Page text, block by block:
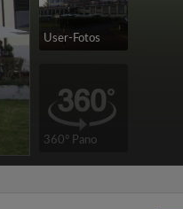
User-Fotos
360° Pano